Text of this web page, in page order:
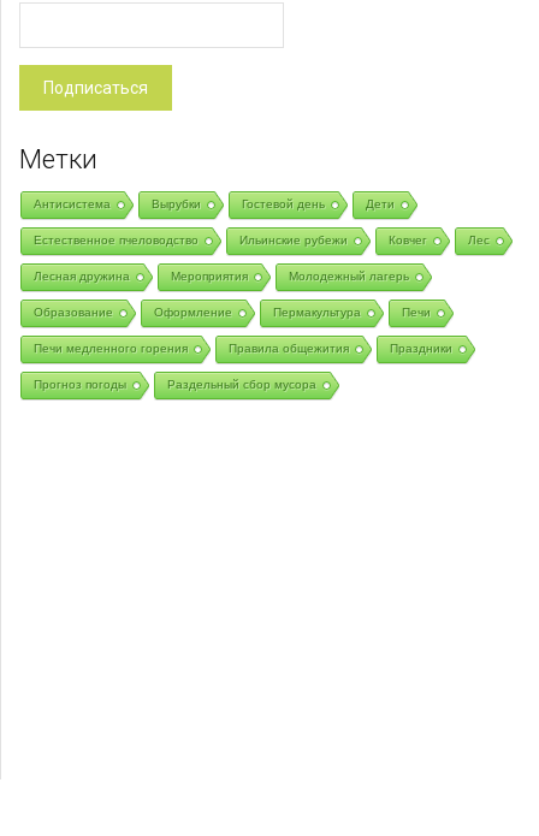
Метки
Антисистема Вырубки Гостевой день Дети
Естественное пчеловодство Ильинские рубежи Ковчег Лес
Лесная дружина Мероприятия Молодежный лагерь
Образование Оформление Пермакультура Печи
Печи медленного горения Правила общежития Праздники
Прогноз погоды Раздельный сбор мусора